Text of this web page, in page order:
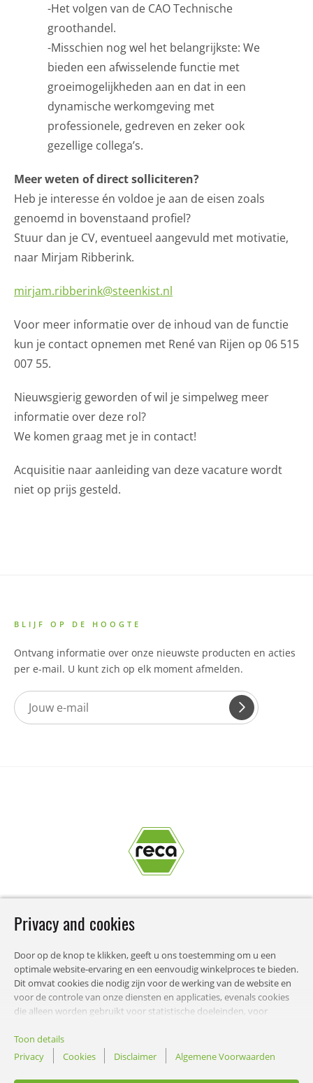
-Het volgen van de CAO Technische
groothandel.
-Misschien nog wel het belangrijkste: We
bieden een afwisselende functie met
groeimogelijkheden aan en dat in een
dynamische werkomgeving met
professionele, gedreven en zeker ook
gezellige collega’s.
Meer weten of direct solliciteren?
Heb je interesse én voldoe je aan de eisen zoals
genoemd in bovenstaand profiel?
Stuur dan je CV, eventueel aangevuld met motivatie,
naar Mirjam Ribberink.
mirjam.ribberink@steenkist.nl
Voor meer informatie over de inhoud van de functie
kun je contact opnemen met René van Rijen op 06 515
007 55.
Nieuwsgierig geworden of wil je simpelweg meer
informatie over deze rol?
We komen graag met je in contact!
Acquisitie naar aanleiding van deze vacature wordt
niet op prijs gesteld.
STEENKIST RECA NEDERLAND BV
BLIJF OP DE HOOGTE
Ontvang informatie over onze nieuwste producten en acties
per e-mail. U kunt zich op elk moment afmelden.
Privacy and cookies
Door op de knop te klikken, geeft u ons toestemming om u een
optimale website-ervaring en een eenvoudig winkelproces te bieden.
Dit omvat cookies die nodig zijn voor de werking van de website en
voor de controle van onze diensten en applicaties, evenals cookies
die alleen worden gebruikt voor statistische doeleinden, voor
U kunt kiezen welke categorieën u wilt toestaan en uw instellingen
voor gegevensgebruik aanpassen. U kunt deze beslissing natuurlijk
op elk moment wijzigen.
Toon details
Privacy
Cookies Disclaimer Algemene Voorwaarden